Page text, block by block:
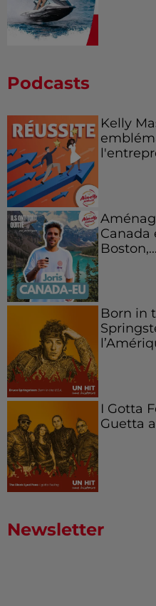
Podcasts
Kelly
Canada
Boston,...
Born in
I Gotta
Guetta
Newsletter